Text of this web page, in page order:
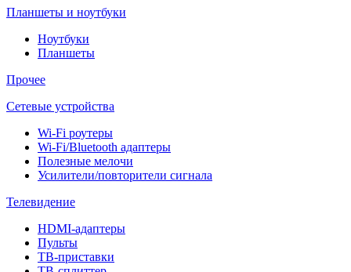
Планшеты и ноутбуки
Ноутбуки
Планшеты
Прочее
Сетевые устройства
Wi-Fi роутеры
Wi-Fi/Bluetooth адаптеры
Полезные мелочи
Усилители/повторители сигнала
Телевидение
HDMI-адаптеры
Пульты
ТВ-приставки